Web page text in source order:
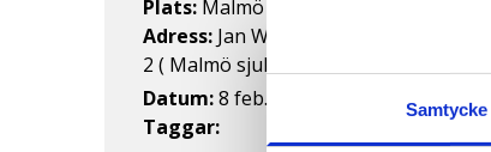
Samtycke
Plats: Malmö
Adress: Jan Waldenströms gata 77, plan
2 ( Malmö sjukhus område)
Datum:8 feb. 2024
09:00
Taggar: